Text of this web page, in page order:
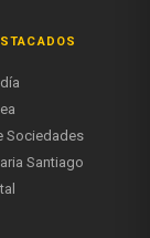
Sociedades
Santiago